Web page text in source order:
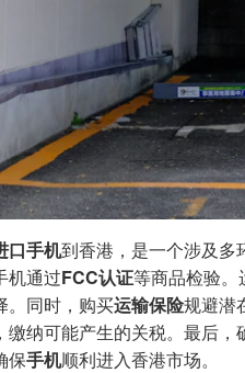
口手机到香港，是一个涉及多
机通过FCC认证等商品检验。
。同时，购买运输保险规避潜
缴纳可能产生的关税。最后
保手机顺利进入香港市场。